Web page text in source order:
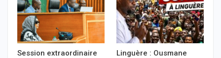
Session extraordinaire
Linguère : Ousmane